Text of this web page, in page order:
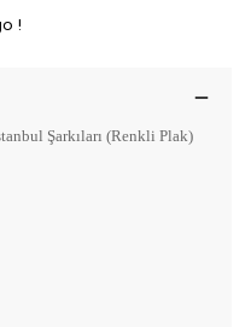
!
Şarkıları (Renkli Plak)